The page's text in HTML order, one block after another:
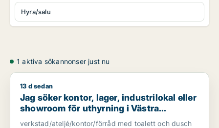
Hyra/salu
1 aktiva sökannonser just nu
Jag söker kontor, lager, industrilokal eller showroom för
13 d sedan
Jag söker kontor, lager, industrilokal eller
showroom för uthyrning i Västra
Götaland
verkstad/ateljé/kontor/förråd med toalett och dusch